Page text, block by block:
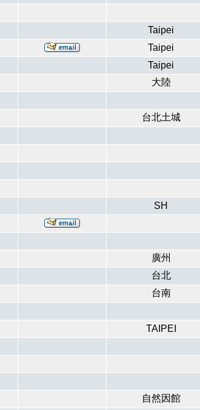
Taipei
Taipei
Taipei
大陸
台北土城
SH
廣州
台北
台南
TAIPEI
自然因館